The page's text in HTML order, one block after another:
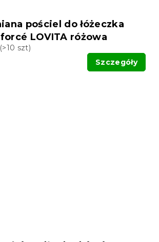
pościel do łóżeczka
LOVITA różowa
(>10 szt)
Szczegóły